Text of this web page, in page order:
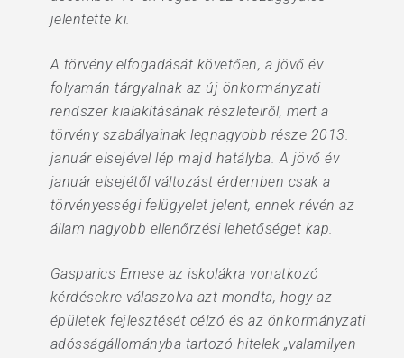
jelentette ki.
A törvény elfogadását követően, a jövő év
folyamán tárgyalnak az új önkormányzati
rendszer kialakításának részleteiről, mert a
törvény szabályainak legnagyobb része 2013.
január elsejével lép majd hatályba. A jövő év
január elsejétől változást érdemben csak a
törvényességi felügyelet jelent, ennek révén az
állam nagyobb ellenőrzési lehetőséget kap.
Gasparics Emese az iskolákra vonatkozó
kérdésekre válaszolva azt mondta, hogy az
épületek fejlesztését célzó és az önkormányzati
adósságállományba tartozó hitelek „valamilyen